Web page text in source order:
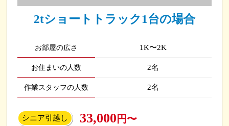
2tショートトラック1台の場合
お部屋の広さ 1K〜2K
お住まいの人数 2名
作業スタッフの人数 2名
シニア引越し 33,000 円〜